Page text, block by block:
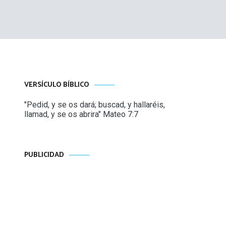
VERSÍCULO BÍBLICO
"Pedid, y se os dará; buscad, y hallaréis,
llamad, y se os abrira" Mateo 7:7
PUBLICIDAD